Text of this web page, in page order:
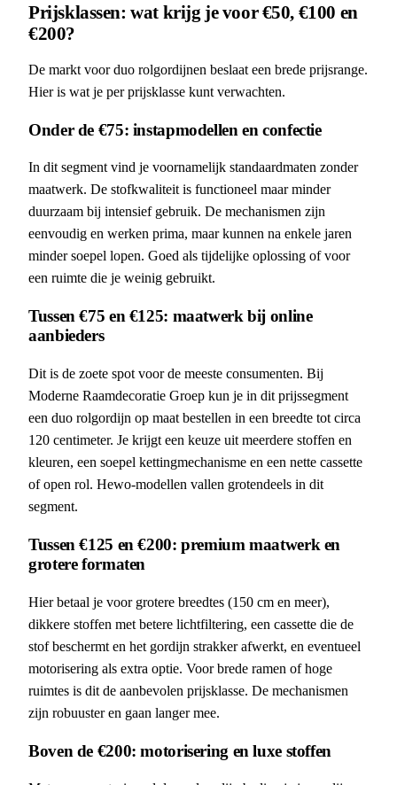
Prijsklassen: wat krijg je voor €50, €100 en
€200?
De markt voor duo rolgordijnen beslaat een brede prijsrange.
Hier is wat je per prijsklasse kunt verwachten.
Onder de €75: instapmodellen en confectie
In dit segment vind je voornamelijk standaardmaten zonder
maatwerk. De stofkwaliteit is functioneel maar minder
duurzaam bij intensief gebruik. De mechanismen zijn
eenvoudig en werken prima, maar kunnen na enkele jaren
minder soepel lopen. Goed als tijdelijke oplossing of voor
een ruimte die je weinig gebruikt.
Tussen €75 en €125: maatwerk bij online
aanbieders
Dit is de zoete spot voor de meeste consumenten. Bij
Moderne Raamdecoratie Groep kun je in dit prijssegment
een duo rolgordijn op maat bestellen in een breedte tot circa
120 centimeter. Je krijgt een keuze uit meerdere stoffen en
kleuren, een soepel kettingmechanisme en een nette cassette
of open rol. Hewo-modellen vallen grotendeels in dit
segment.
Tussen €125 en €200: premium maatwerk en
grotere formaten
Hier betaal je voor grotere breedtes (150 cm en meer),
dikkere stoffen met betere lichtfiltering, een cassette die de
stof beschermt en het gordijn strakker afwerkt, en eventueel
motorisering als extra optie. Voor brede ramen of hoge
ruimtes is dit de aanbevolen prijsklasse. De mechanismen
zijn robuuster en gaan langer mee.
Boven de €200: motorisering en luxe stoffen